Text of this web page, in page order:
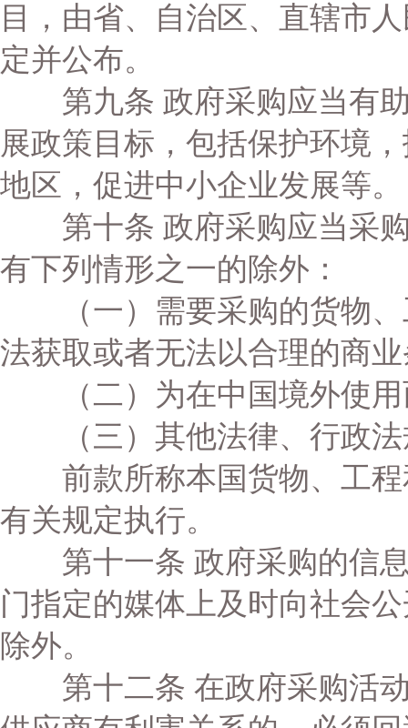
目，由省、自治区、直辖市
定并公布。
第九条 政府采购应当有助
展政策目标，包括保护环境
地区，促进中小企业发展等。
第十条 政府采购应当采购
有下列情形之一的除外：
（一）需要采购的货物、
法获取或者无法以合理的商
（二）为在中国境外使用
（三）其他法律、行政法
前款所称本国货物、工程
有关规定执行。
第十一条 政府采购的信息
门指定的媒体上及时向社会
除外。
第十二条 在政府采购活动